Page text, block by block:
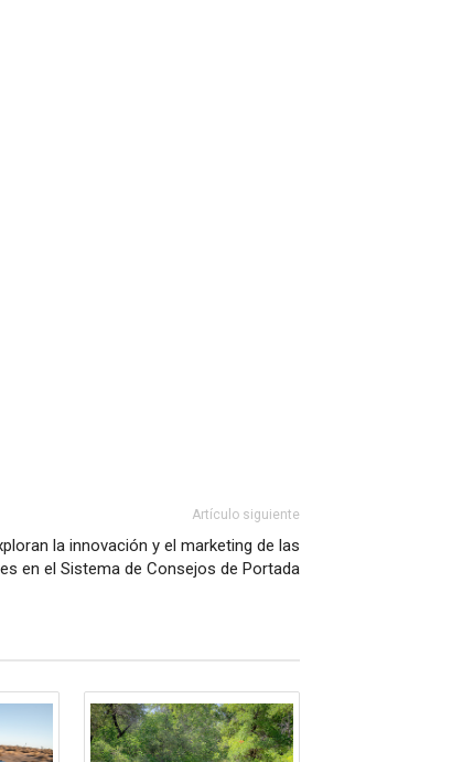
Artículo siguiente
la innovación y el marketing de las
en el Sistema de Consejos de Portada